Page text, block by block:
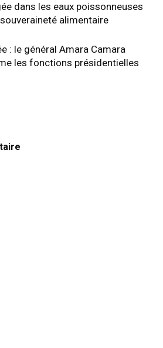
dans les eaux poissonneuses
alimentaire
: le général Amara Camara
les fonctions présidentielles